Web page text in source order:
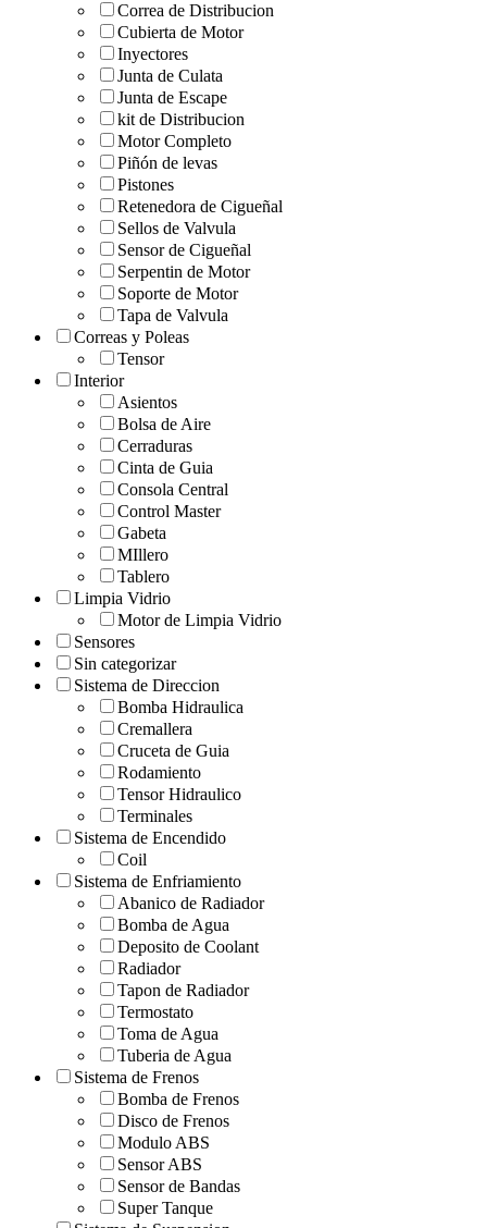
Correa de Distribucion
Cubierta de Motor
Inyectores
Junta de Culata
Junta de Escape
kit de Distribucion
Motor Completo
Piñón de levas
Pistones
Retenedora de Cigueñal
Sellos de Valvula
Sensor de Cigueñal
Serpentin de Motor
Soporte de Motor
Tapa de Valvula
Correas y Poleas
Tensor
Interior
Asientos
Bolsa de Aire
Cerraduras
Cinta de Guia
Consola Central
Control Master
Gabeta
MIllero
Tablero
Limpia Vidrio
Motor de Limpia Vidrio
Sensores
Sin categorizar
Sistema de Direccion
Bomba Hidraulica
Cremallera
Cruceta de Guia
Rodamiento
Tensor Hidraulico
Terminales
Sistema de Encendido
Coil
Sistema de Enfriamiento
Abanico de Radiador
Bomba de Agua
Deposito de Coolant
Radiador
Tapon de Radiador
Termostato
Toma de Agua
Tuberia de Agua
Sistema de Frenos
Bomba de Frenos
Disco de Frenos
Modulo ABS
Sensor ABS
Sensor de Bandas
Super Tanque